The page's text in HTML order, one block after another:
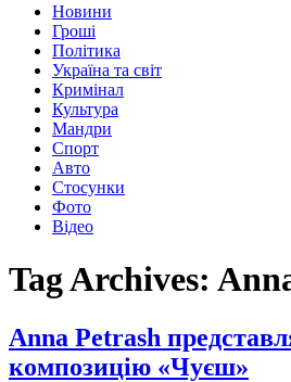
Новини
Гроші
Політика
Україна та світ
Кримінал
Культура
Мандри
Спорт
Авто
Стосунки
Фото
Відео
Tag Archives:
Anna Petrash
композицію «Чуєш»